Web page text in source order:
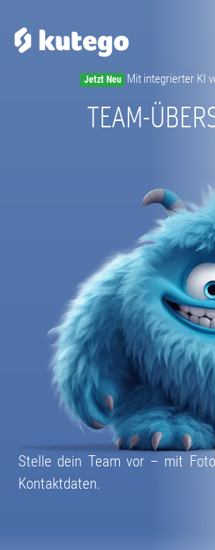
Jetzt Neu Mit integrierter KI
TEAM-
Stelle dein Team vor – mit
Kontaktdaten.